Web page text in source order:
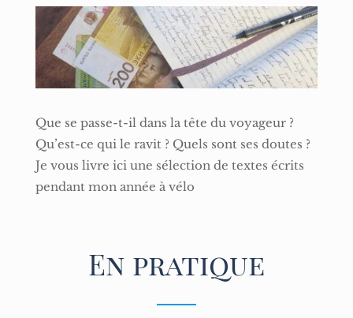
Que se passe-t-il dans la tête du voyageur ?
Qu’est-ce qui le ravit ? Quels sont ses doutes ?
Je vous livre ici une sélection de textes écrits
pendant mon année à vélo
En pratique